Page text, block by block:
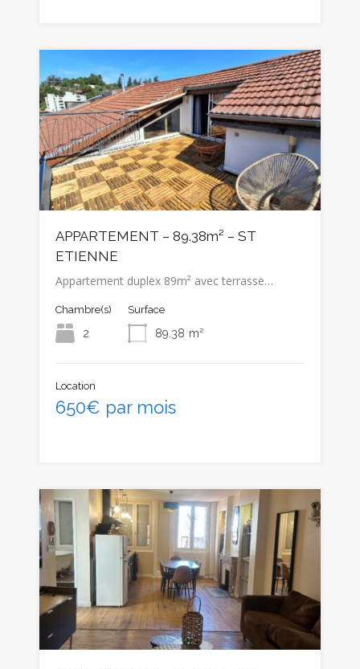
APPARTEMENT – 89.38m² – ST
ETIENNE
Appartement duplex 89m² avec terrasse…
Chambre(s)
2
Surface
89.38 m²
Location
650€ par mois